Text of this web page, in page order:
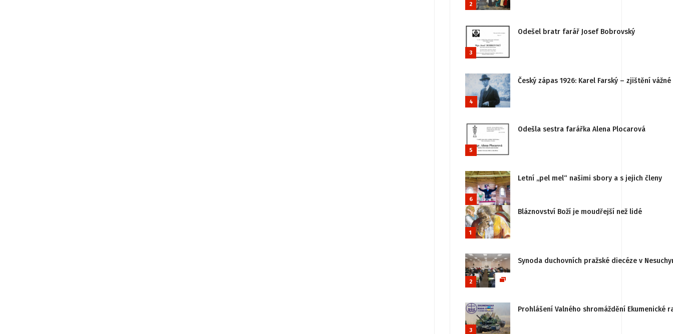
2
3
Odešel bratr farář Josef Bobrovský
4
Český zápas 1926: Karel Farský – zjištění
5
Odešla sestra farářka Alena Plocarová
6
Letní „pel mel“ našimi sbory a s jejich členy
1
Bláznovství Boží je moudřejší než lidé
2
Synoda duchovních pražské diecéze v
3
Prohlášení Valného shromáždění